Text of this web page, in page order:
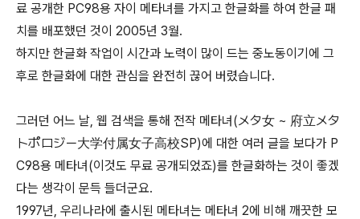
료 공개한 PC98용 자이 메타녀를 가지고 한글화를 하여 한글 패
치를 배포했던 것이 2005년 3월.
하지만 한글화 작업이 시간과 노력이 많이 드는 중노동이기에 그
후로 한글화에 대한 관심을 완전히 끊어 버렸습니다.
그러던 어느 날, 웹 검색을 통해 전작 메타녀(メタ女 ~ 府立メタ
トポロジー大学付属女子高校SP)에 대한 여러 글을 보다가 P
C98용 메타녀(이것도 무료 공개되었죠)를 한글화하는 것이 좋겠
다는 생각이 문득 들더군요.
1997년, 우리나라에 출시된 메타녀는 메타녀 2에 비해 깨끗한 모